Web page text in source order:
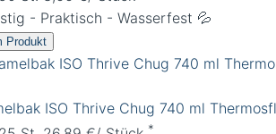
- Praktisch - Wasserfest 💦
Produkt
ISO Thrive Chug 740 ml
*